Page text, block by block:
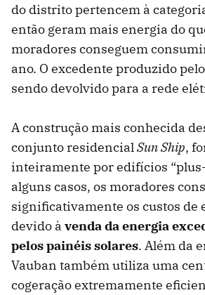
do distrito pertencem à
então geram mais energia do
moradores conseguem
ano. O excedente produzido
sendo devolvido para a rede
A construção mais conhecida
conjunto residencialSun Ship,
inteiramente por edifícios
alguns casos, os moradores
significativamente os custos de
devido à venda da energia
pelos painéis solares. Além da
Vauban também utiliza uma
cogeração extremamente